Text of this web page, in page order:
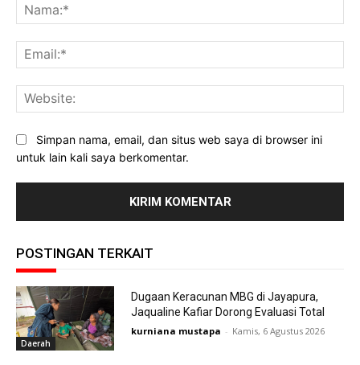
Simpan nama, email, dan situs web saya di browser ini
untuk lain kali saya berkomentar.
POSTINGAN TERKAIT
Daerah
Dugaan Keracunan MBG di Jayapura,
Jaqualine Kafiar Dorong Evaluasi Total
kurniana mustapa - Kamis, 6 Agustus 2026